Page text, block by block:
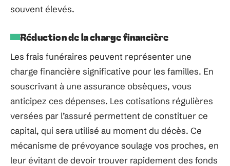
souvent élevés.
Réduction de la charge financière
Les frais funéraires peuvent représenter une
charge financière significative pour les familles. En
souscrivant à une assurance obsèques, vous
anticipez ces dépenses. Les cotisations régulières
versées par l’assuré permettent de constituer ce
capital, qui sera utilisé au moment du décès. Ce
mécanisme de prévoyance soulage vos proches, en
leur évitant de devoir trouver rapidement des fonds